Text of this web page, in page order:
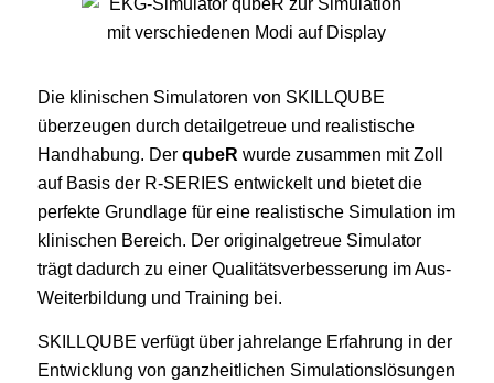
Die klinischen Simulatoren von SKILLQUBE
überzeugen durch detailgetreue und realistische
Handhabung. Der qubeR wurde zusammen mit Zoll
auf Basis der R-SERIES entwickelt und bietet die
perfekte Grundlage für eine realistische Simulation im
klinischen Bereich. Der originalgetreue Simulator
trägt dadurch zu einer Qualitätsverbesserung im Aus-
Weiterbildung und Training bei.
SKILLQUBE verfügt über jahrelange Erfahrung in der
Entwicklung von ganzheitlichen Simulationslösungen